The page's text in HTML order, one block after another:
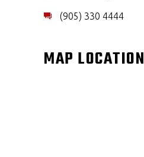
(905) 330 4444
MAP LOCATION